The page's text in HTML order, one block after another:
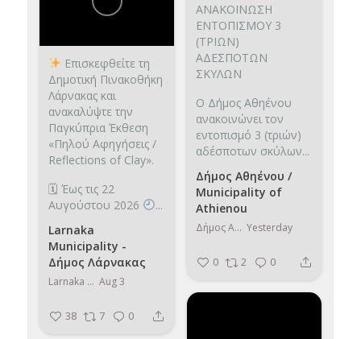
ΑΝΑΚΟΙΝΩΣΗ
ΕΝΤΟΠΙΣΜΟΥ 3
(ΤΡΙΩΝ)
ΑΔΕΣΠΟΤΩΝ
ΣΚΥΛΩΝ
Ο Δήμος Αθηένου
ανακοινώνει τον
εντοπισμό 3 (τριών)
αδέσποτων σκύλων...
Δήμος Αθηένου /
Municipality of
Athienou
Δήμος Αθηένου / Municipality of Athienou Yesterday
0 2 0
Επισκεφθείτε τη
Δημοτική Πινακοθήκη
Λάρνακας και
ανακαλύψτε την
Παγκύπρια Έκθεση
«Πηλού Αφηγήσεις /
Reflections of Clay».
🗓 Έως τις 22
Αυγούστου 2026
...
Larnaka
Municipality -
Δήμος Λάρνακας
Larnaka Municipality - Δήμος Λάρνακας Aug 3
38 7 0